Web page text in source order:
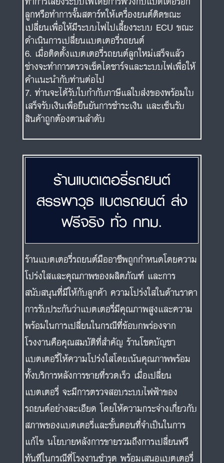
ลูกหรือทำการจั๊มสตาร์ทให้เครื่องยนต์ติดขณะ
เปลี่ยนเพื่อให้มีระบบไฟไปเลี้ยงระบบ ECU ขณะ
ดำเนินการเปลี่ยนแบตเตอรี่รถยนต์
เมื่อติดตั้งแบตเตอรี่รถยนต์ลูกใหม่เสร็จแล้ว
ช่างจะทำการตรวจเช็คไดชาร์จและระบบไฟเพื่อให้
คำแนะนำกับท่านต่อไป
ท่านจะได้รับใบกำกับภาษีแลใบส่งของพร้อมใบ
เสร็จรับเงินเพื่อยืนยันการชำระเงิน และเซ็นรับ
สินค้าถูกต้องตามลำดับ
ร้านแบตเตอรี่รถยนต์
สรรพาวุธ แบตรถยนต์ ส่ง
ฟรีจริง ทั่ว กทม.
ร้านแบตเตอรี่รถยนต์มืออาชีพถูกกำหนดโดยความ
โปร่งใสและคุณภาพของผลิตภัณฑ์ และการ
สนับสนุนที่มีให้กับลูกค้า ความโปร่งใสในด้านราคา
การรับประกันว่าแบตเตอรี่มีคุณภาพสูงและความ
พร้อมในการเปลี่ยนในกรณีที่ข้อบกพร่องจาก
โรงงานคือคุณสมบัติที่สำคัญ ร้านโชคบัญชา
แบตเตอรี่ให้ความโปร่งใสโดยเน้นคุณภาพพร้อม
ทั้งบริการหลังการขายที่รวดเร็ว เมื่อเปลี่ยน
แบตเตอรี่ จะมีการตรวจสอบระบบไฟฟ้าของ
รถยนต์อย่างละเอียด โดยให้ความกระจ่างเกี่ยวกับ
สภาพของแบตเตอรี่และขั้นตอนที่จำเป็นในการ
แก้ไข นโยบายหลังการขายรวมถึงการเปลี่ยนฟรี
ทันทีในกรณีที่โรงงานชำรุด พร้อมเสนอแบตเตอรี่